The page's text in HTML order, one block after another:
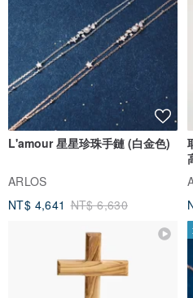
‧ 925純銀素材有機會因長時間配戴
布輕輕拭擦就可回復原有光澤。
◎郵寄◎
‧香港 - 平郵免運，如需掛號需另付
‧台灣及外地 - 郵費已包含採用郵政
L'amour 星星珍珠手鏈 (白金色)
ARLOS
NT$ 4,641 NT$ 6,630